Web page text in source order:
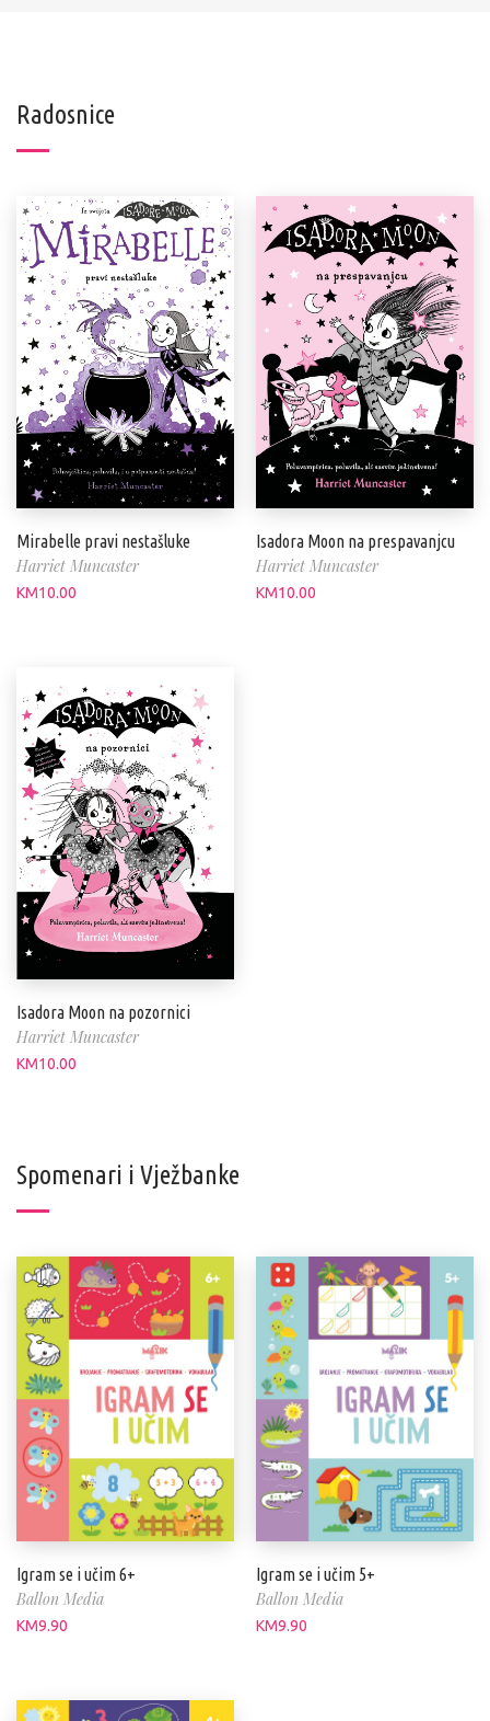
Radosnice
Mirabelle pravi nestašluke
Harriet Muncaster
KM10.00
Isadora Moon na prespavanjcu
Harriet Muncaster
KM10.00
Isadora Moon na pozornici
Harriet Muncaster
KM10.00
Spomenari i Vježbanke
Igram se i učim 6+
Ballon Media
KM9.90
Igram se i učim 5+
Ballon Media
KM9.90